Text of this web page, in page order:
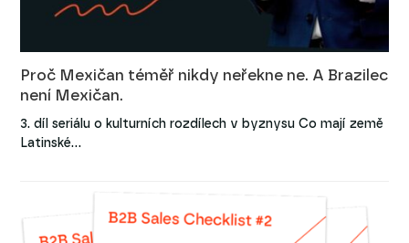
Proč Mexičan téměř nikdy neřekne ne. A Brazilec
není Mexičan.
3. díl seriálu o kulturních rozdílech v byznysu Co mají země
Latinské…